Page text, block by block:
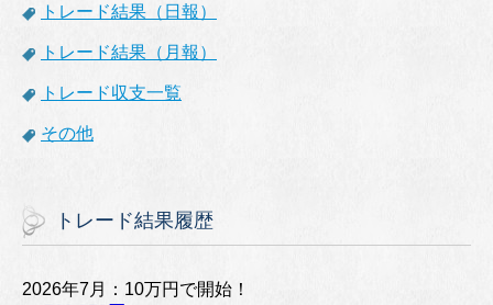
トレード結果（日報）
トレード結果（月報）
トレード収支一覧
その他
トレード結果履歴
2026年7月：10万円で開始！